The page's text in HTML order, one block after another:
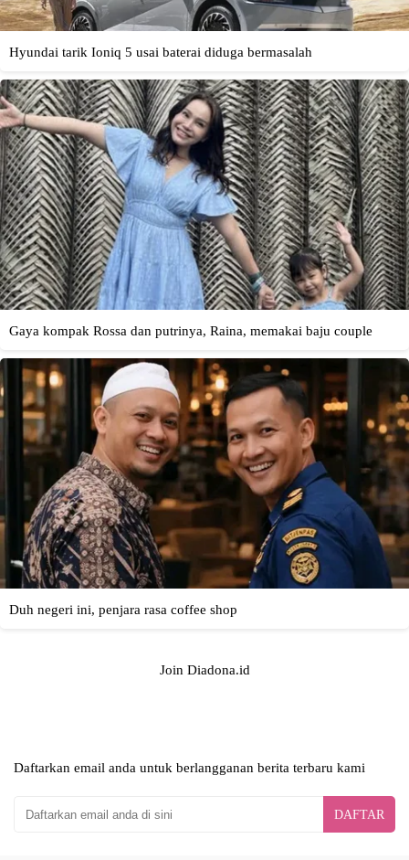
Join Diadona.id
Daftarkan email anda untuk berlangganan berita terbaru kami
DAFTAR